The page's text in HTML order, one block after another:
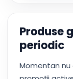
Produse
periodic
Momentan